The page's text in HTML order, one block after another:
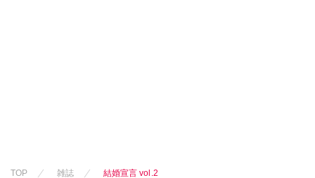
TOP 雑誌 結婚宣言 vol.2